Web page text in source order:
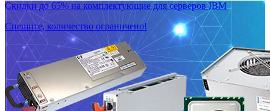
Скидки до 65% на комплектующие для серверов IBM
Спешите, количество ограничено!